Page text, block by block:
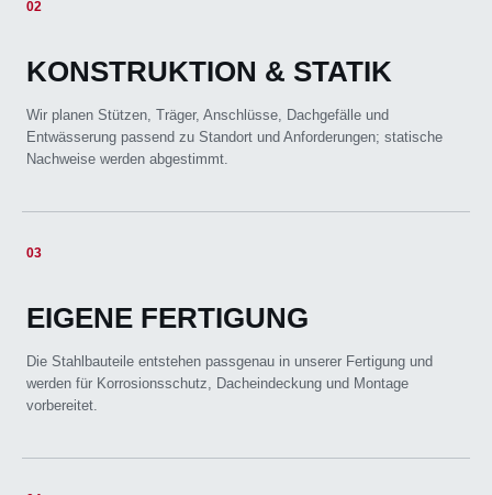
02
KONSTRUKTION & STATIK
Wir planen Stützen, Träger, Anschlüsse, Dachgefälle und
Entwässerung passend zu Standort und Anforderungen; statische
Nachweise werden abgestimmt.
03
EIGENE FERTIGUNG
Die Stahlbauteile entstehen passgenau in unserer Fertigung und
werden für Korrosionsschutz, Dacheindeckung und Montage
vorbereitet.